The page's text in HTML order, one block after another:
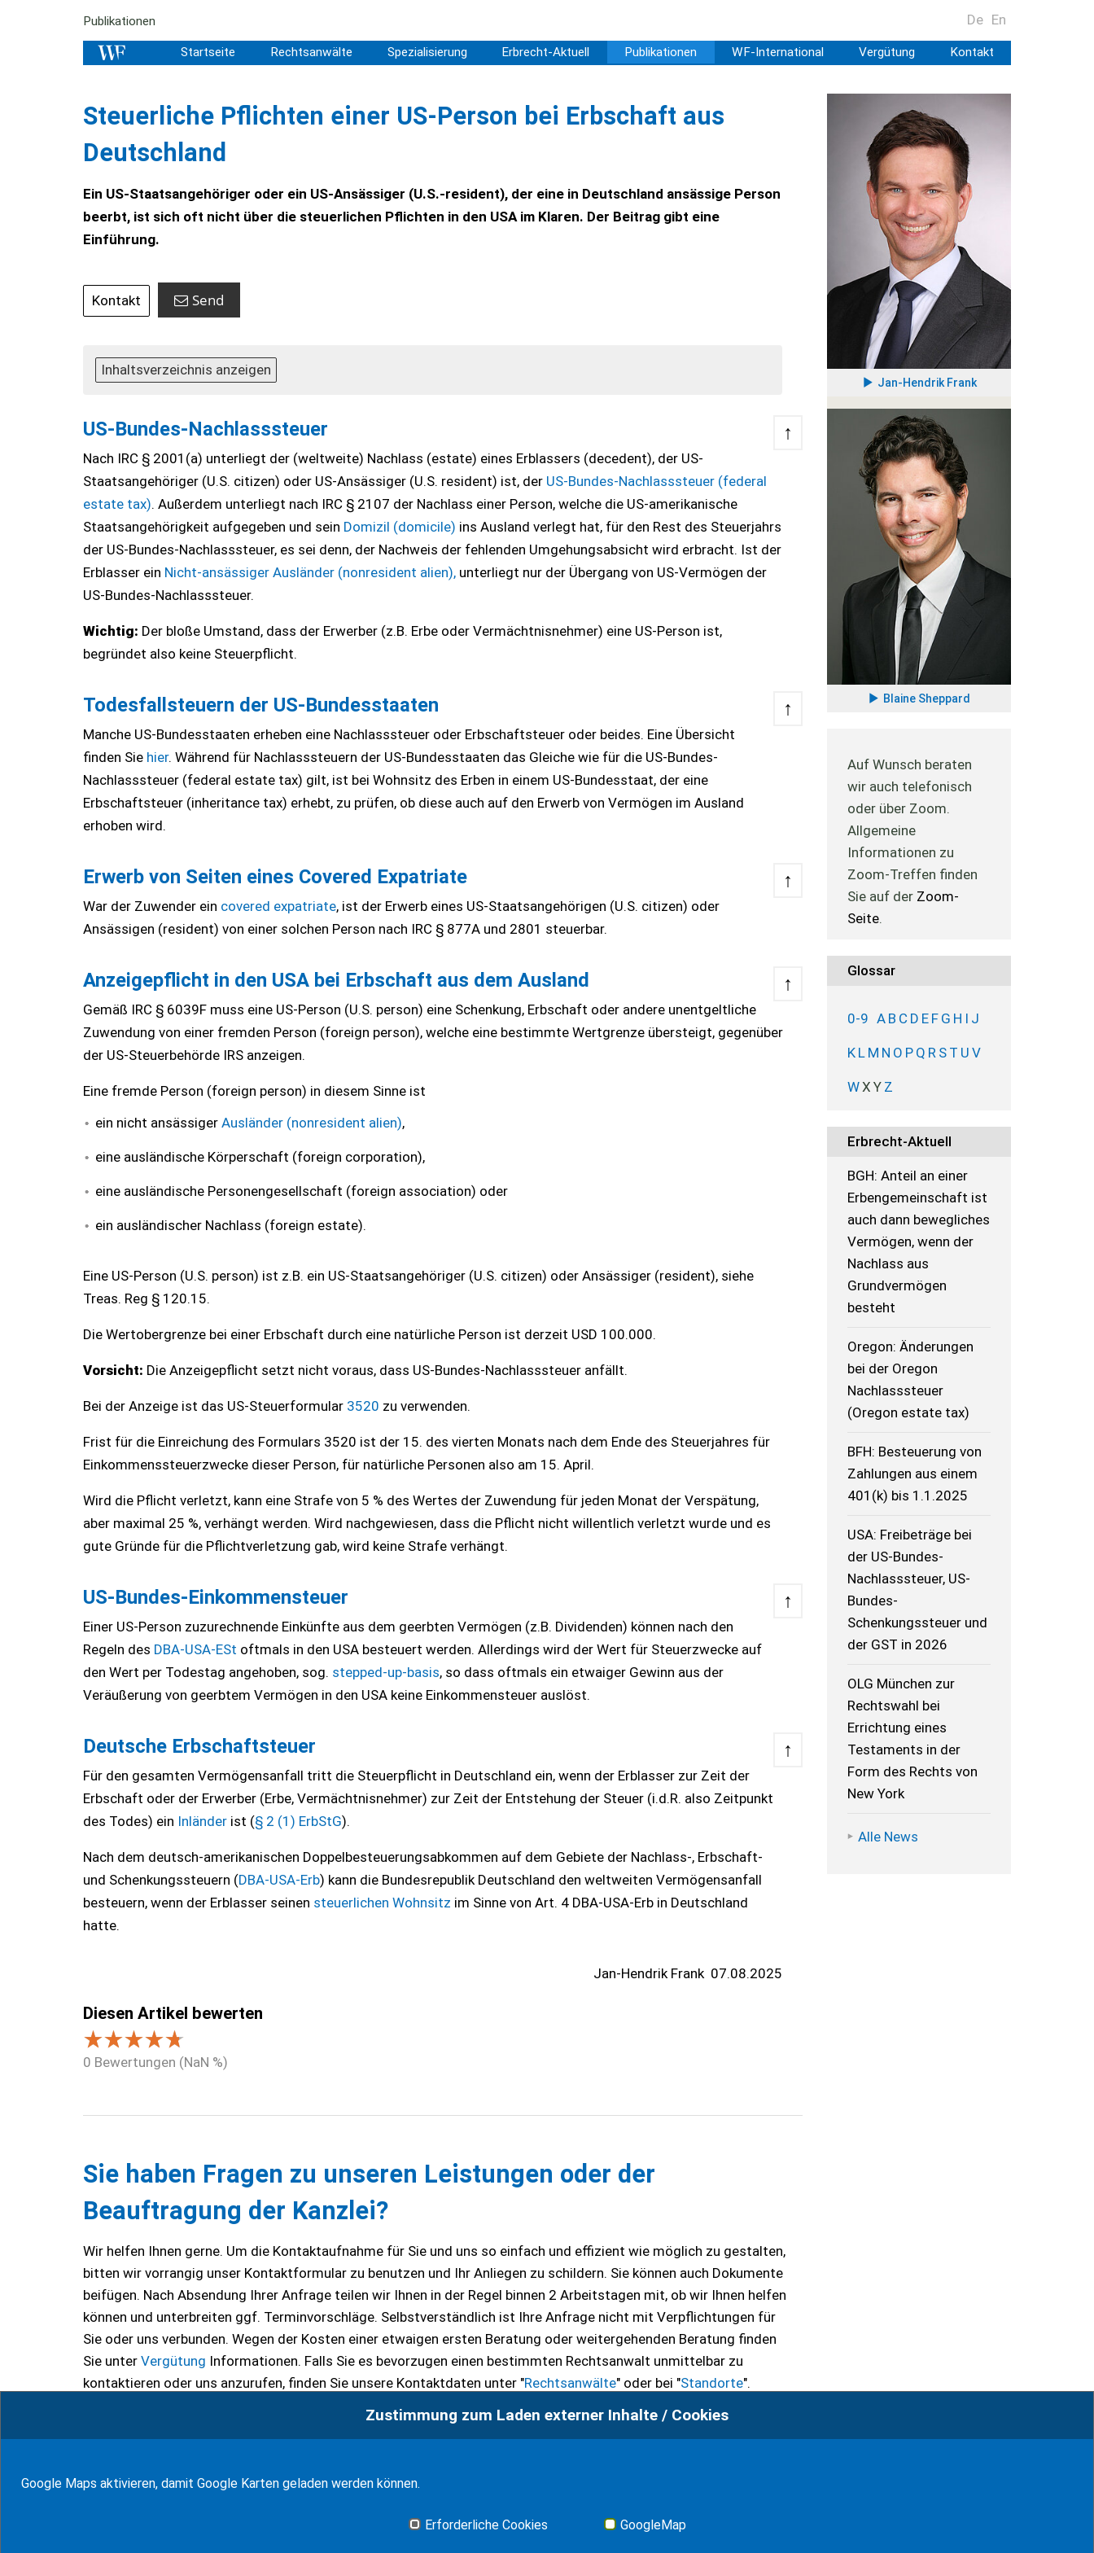
Publikationen De En
Startseite Rechtsanwälte Spezialisierung Erbrecht-Aktuell Publikationen WF-International Vergütung Kontakt
Steuerliche Pflichten einer US-Person bei Erbschaft aus
Deutschland
Ein US-Staatsangehöriger oder ein US-Ansässiger (U.S.-resident), der eine in Deutschland ansässige Person
beerbt, ist sich oft nicht über die steuerlichen Pflichten in den USA im Klaren. Der Beitrag gibt eine
Einführung.
Kontakt Send
Inhaltsverzeichnis anzeigen
US-Bundes-Nachlasssteuer ↑
Nach IRC § 2001(a) unterliegt der (weltweite) Nachlass (estate) eines Erblassers (decedent), der US-
Staatsangehöriger (U.S. citizen) oder US-Ansässiger (U.S. resident) ist, der US-Bundes-Nachlasssteuer (federal
estate tax). Außerdem unterliegt nach IRC § 2107 der Nachlass einer Person, welche die US-amerikanische
Staatsangehörigkeit aufgegeben und sein Domizil (domicile) ins Ausland verlegt hat, für den Rest des Steuerjahrs
der US-Bundes-Nachlasssteuer, es sei denn, der Nachweis der fehlenden Umgehungsabsicht wird erbracht. Ist der
Erblasser ein Nicht-ansässiger Ausländer (nonresident alien), unterliegt nur der Übergang von US-Vermögen der
US-Bundes-Nachlasssteuer.
Wichtig: Der bloße Umstand, dass der Erwerber (z.B. Erbe oder Vermächtnisnehmer) eine US-Person ist,
begründet also keine Steuerpflicht.
Todesfallsteuern der US-Bundesstaaten ↑
Manche US-Bundesstaaten erheben eine Nachlasssteuer oder Erbschaftsteuer oder beides. Eine Übersicht
finden Sie hier. Während für Nachlasssteuern der US-Bundesstaaten das Gleiche wie für die US-Bundes-
Nachlasssteuer (federal estate tax) gilt, ist bei Wohnsitz des Erben in einem US-Bundesstaat, der eine
Erbschaftsteuer (inheritance tax) erhebt, zu prüfen, ob diese auch auf den Erwerb von Vermögen im Ausland
erhoben wird.
Erwerb von Seiten eines Covered Expatriate ↑
War der Zuwender ein covered expatriate, ist der Erwerb eines US-Staatsangehörigen (U.S. citizen) oder
Ansässigen (resident) von einer solchen Person nach IRC § 877A und 2801 steuerbar.
Anzeigepflicht in den USA bei Erbschaft aus dem Ausland ↑
Gemäß IRC § 6039F muss eine US-Person (U.S. person) eine Schenkung, Erbschaft oder andere unentgeltliche
Zuwendung von einer fremden Person (foreign person), welche eine bestimmte Wertgrenze übersteigt, gegenüber
der US-Steuerbehörde IRS anzeigen.
Eine fremde Person (foreign person) in diesem Sinne ist
ein nicht ansässiger Ausländer (nonresident alien),
eine ausländische Körperschaft (foreign corporation),
eine ausländische Personengesellschaft (foreign association) oder
ein ausländischer Nachlass (foreign estate).
Eine US-Person (U.S. person) ist z.B. ein US-Staatsangehöriger (U.S. citizen) oder Ansässiger (resident), siehe
Treas. Reg § 120.15.
Die Wertobergrenze bei einer Erbschaft durch eine natürliche Person ist derzeit USD 100.000.
Vorsicht: Die Anzeigepflicht setzt nicht voraus, dass US-Bundes-Nachlasssteuer anfällt.
Bei der Anzeige ist das US-Steuerformular 3520 zu verwenden.
Frist für die Einreichung des Formulars 3520 ist der 15. des vierten Monats nach dem Ende des Steuerjahres für
Einkommenssteuerzwecke dieser Person, für natürliche Personen also am 15. April.
Wird die Pflicht verletzt, kann eine Strafe von 5 % des Wertes der Zuwendung für jeden Monat der Verspätung,
aber maximal 25 %, verhängt werden. Wird nachgewiesen, dass die Pflicht nicht willentlich verletzt wurde und es
gute Gründe für die Pflichtverletzung gab, wird keine Strafe verhängt.
US-Bundes-Einkommensteuer ↑
Einer US-Person zuzurechnende Einkünfte aus dem geerbten Vermögen (z.B. Dividenden) können nach den
Regeln des DBA-USA-ESt oftmals in den USA besteuert werden. Allerdings wird der Wert für Steuerzwecke auf
den Wert per Todestag angehoben, sog. stepped-up-basis, so dass oftmals ein etwaiger Gewinn aus der
Veräußerung von geerbtem Vermögen in den USA keine Einkommensteuer auslöst.
Deutsche Erbschaftsteuer ↑
Für den gesamten Vermögensanfall tritt die Steuerpflicht in Deutschland ein, wenn der Erblasser zur Zeit der
Erbschaft oder der Erwerber (Erbe, Vermächtnisnehmer) zur Zeit der Entstehung der Steuer (i.d.R. also Zeitpunkt
des Todes) ein Inländer ist (§ 2 (1) ErbStG).
Nach dem deutsch-amerikanischen Doppelbesteuerungsabkommen auf dem Gebiete der Nachlass-, Erbschaft-
und Schenkungssteuern (DBA-USA-Erb) kann die Bundesrepublik Deutschland den weltweiten Vermögensanfall
besteuern, wenn der Erblasser seinen steuerlichen Wohnsitz im Sinne von Art. 4 DBA-USA-Erb in Deutschland
hatte.
Jan-Hendrik Frank 07.08.2025
Diesen Artikel bewerten
0 Bewertungen (NaN %)
Sie haben Fragen zu unseren Leistungen oder der
Beauftragung der Kanzlei?
Wir helfen Ihnen gerne. Um die Kontaktaufnahme für Sie und uns so einfach und effizient wie möglich zu gestalten,
bitten wir vorrangig unser Kontaktformular zu benutzen und Ihr Anliegen zu schildern. Sie können auch Dokumente
beifügen. Nach Absendung Ihrer Anfrage teilen wir Ihnen in der Regel binnen 2 Arbeitstagen mit, ob wir Ihnen helfen
können und unterbreiten ggf. Terminvorschläge. Selbstverständlich ist Ihre Anfrage nicht mit Verpflichtungen für
Sie oder uns verbunden. Wegen der Kosten einer etwaigen ersten Beratung oder weitergehenden Beratung finden
Sie unter Vergütung Informationen. Falls Sie es bevorzugen einen bestimmten Rechtsanwalt unmittelbar zu
kontaktieren oder uns anzurufen, finden Sie unsere Kontaktdaten unter "Rechtsanwälte" oder bei "Standorte".
Too Many Requests
The user has sent too many requests in a given amount of time.
Jan-Hendrik Frank
Blaine Sheppard
Auf Wunsch beraten
wir auch telefonisch
oder über Zoom.
Allgemeine
Informationen zu
Zoom-Treffen finden
Sie auf der Zoom-
Seite.
Glossar
0-9 A B C D E F G H I J
K L M N O P Q R S T U V
WX Y Z
Erbrecht-Aktuell
BGH: Anteil an einer
Erbengemeinschaft ist
auch dann bewegliches
Vermögen, wenn der
Nachlass aus
Grundvermögen
besteht
Oregon: Änderungen
bei der Oregon
Nachlasssteuer
(Oregon estate tax)
BFH: Besteuerung von
Zahlungen aus einem
401(k) bis 1.1.2025
USA: Freibeträge bei
der US-Bundes-
Nachlasssteuer, US-
Bundes-
Schenkungssteuer und
der GST in 2026
OLG München zur
Rechtswahl bei
Errichtung eines
Testaments in der
Form des Rechts von
New York
Alle News
Zustimmung zum Laden externer Inhalte / Cookies
Google Maps aktivieren, damit Google Karten geladen werden können.
Erforderliche Cookies GoogleMap